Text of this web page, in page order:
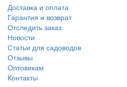
Доставка и оплата
Гарантия и возврат
Отследить заказ
Новости
Статьи для садоводов
Отзывы
Оптовикам
Контакты